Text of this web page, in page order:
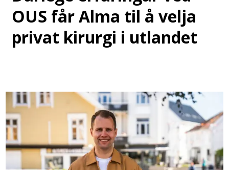
OUS får Alma til å velja
privat kirurgi i utlandet